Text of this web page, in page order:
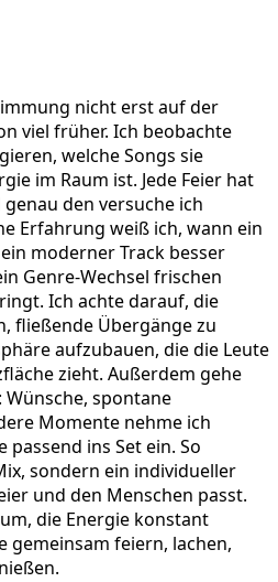
nicht erst auf der
viel früher. Ich beobachte
welche Songs sie
im Raum ist. Jede Feier hat
den versuche ich
Erfahrung weiß ich, wann ein
moderner Track besser
Genre‑Wechsel frischen
Ich achte darauf, die
fließende Übergänge zu
aufzubauen, die die Leute
zieht. Außerdem gehe
spontane
Momente nehme ich
ins Set ein. So
sondern ein individueller
und den Menschen passt.
die Energie konstant
gemeinsam feiern, lachen,